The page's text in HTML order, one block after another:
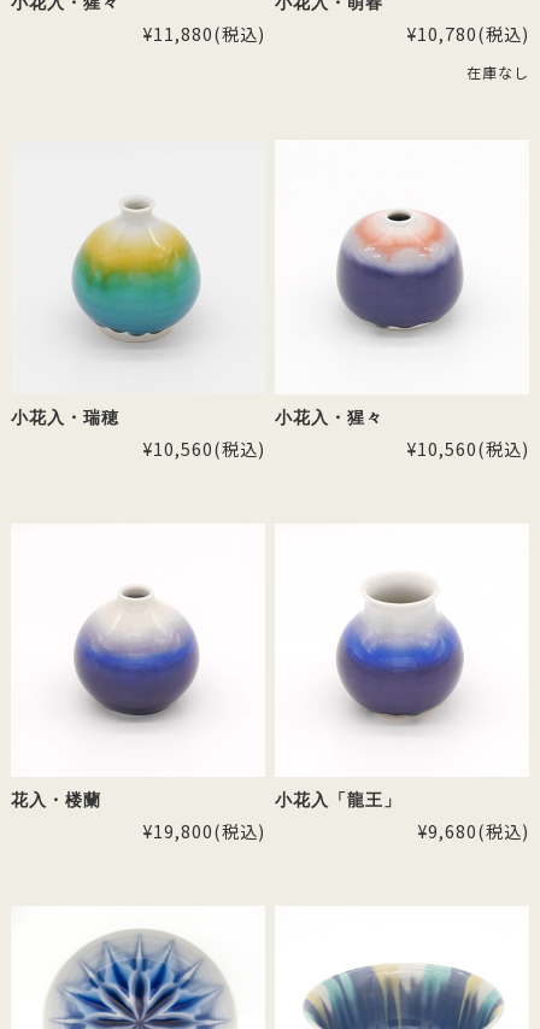
¥11,880(税込) ¥10,780(税込)
在庫なし
小花入・瑞穂
¥10,560(税込)
小花入・猩々
¥10,560(税込)
花入・楼蘭
¥19,800(税込)
小花入「龍王」
¥9,680(税込)